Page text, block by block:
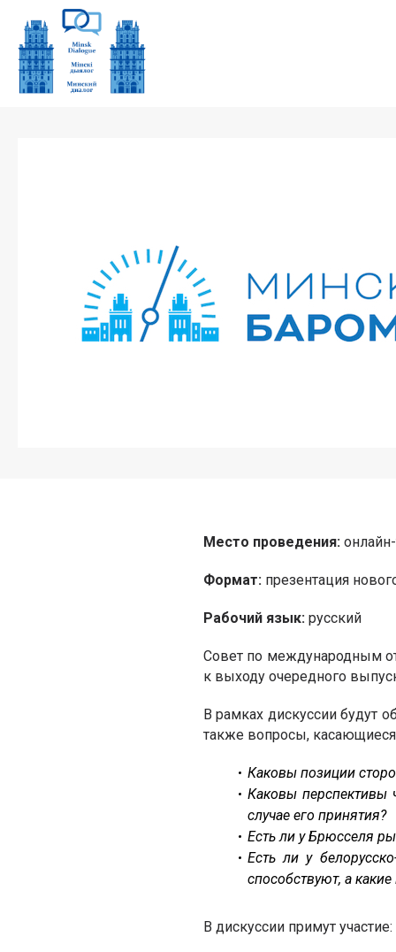
Место проведения:
Формат: презентация
Рабочий язык: русский
Совет по международным
к выходу очередного
В рамках дискуссии будут
также вопросы,
Каковы позиции
Каковы перспективы
случае его принятия?
Есть ли у Брюсселя
Есть ли у
способствуют, а
В дискуссии примут участие: